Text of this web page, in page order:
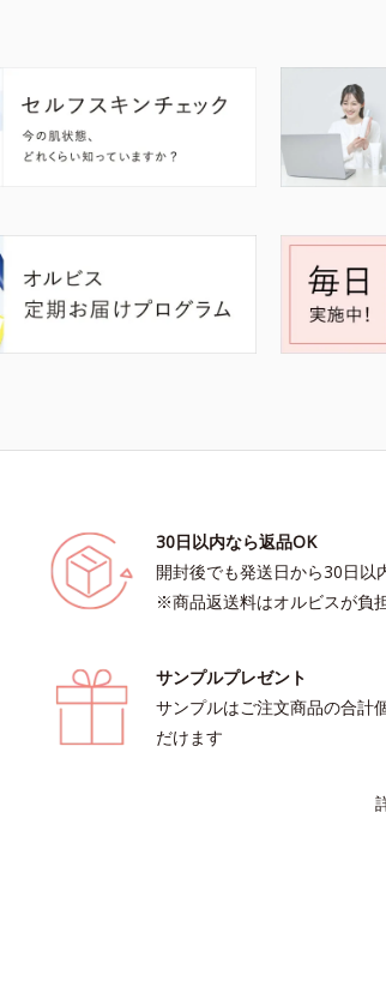
30日以内なら返品OK
開封後でも発送日から30日以
※商品返送料はオルビスが負
サンプルプレゼント
サンプルはご注文商品の合計
だけます